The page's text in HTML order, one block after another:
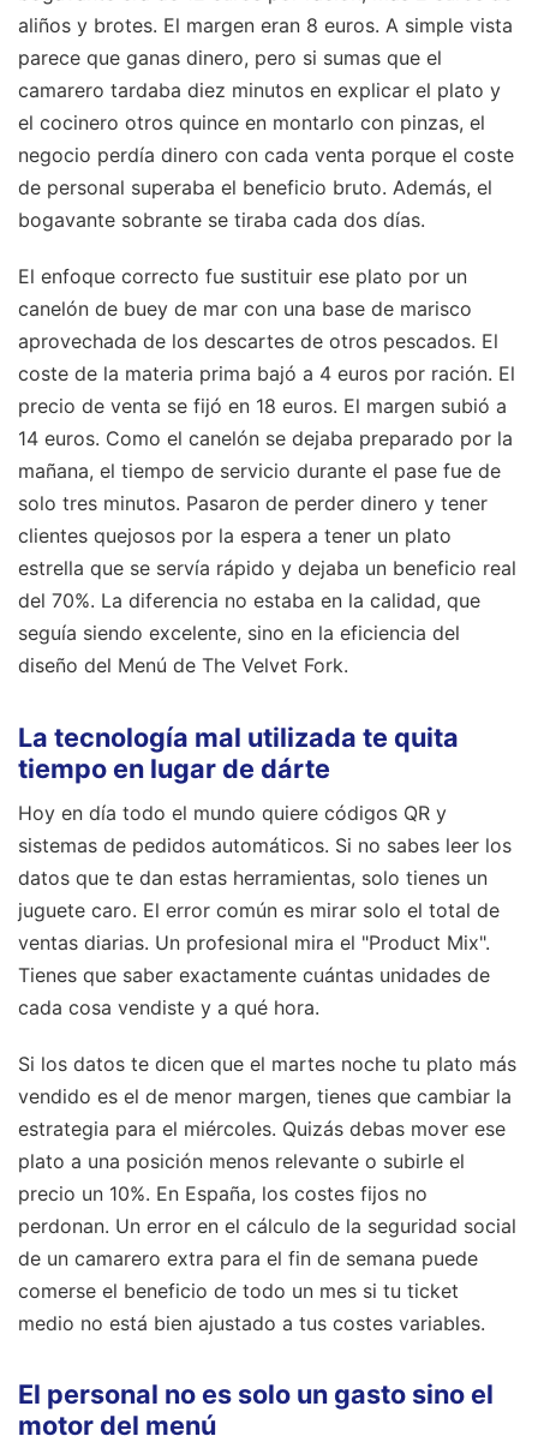
aliños y brotes. El margen eran 8 euros. A simple vista
parece que ganas dinero, pero si sumas que el
camarero tardaba diez minutos en explicar el plato y
el cocinero otros quince en montarlo con pinzas, el
negocio perdía dinero con cada venta porque el coste
de personal superaba el beneficio bruto. Además, el
bogavante sobrante se tiraba cada dos días.
El enfoque correcto fue sustituir ese plato por un
canelón de buey de mar con una base de marisco
aprovechada de los descartes de otros pescados. El
coste de la materia prima bajó a 4 euros por ración. El
precio de venta se fijó en 18 euros. El margen subió a
14 euros. Como el canelón se dejaba preparado por la
mañana, el tiempo de servicio durante el pase fue de
solo tres minutos. Pasaron de perder dinero y tener
clientes quejosos por la espera a tener un plato
estrella que se servía rápido y dejaba un beneficio real
del 70%. La diferencia no estaba en la calidad, que
seguía siendo excelente, sino en la eficiencia del
diseño del Menú de The Velvet Fork.
La tecnología mal utilizada te quita
tiempo en lugar de dárte
Hoy en día todo el mundo quiere códigos QR y
sistemas de pedidos automáticos. Si no sabes leer los
datos que te dan estas herramientas, solo tienes un
juguete caro. El error común es mirar solo el total de
ventas diarias. Un profesional mira el "Product Mix".
Tienes que saber exactamente cuántas unidades de
cada cosa vendiste y a qué hora.
Si los datos te dicen que el martes noche tu plato más
vendido es el de menor margen, tienes que cambiar la
estrategia para el miércoles. Quizás debas mover ese
plato a una posición menos relevante o subirle el
precio un 10%. En España, los costes fijos no
perdonan. Un error en el cálculo de la seguridad social
de un camarero extra para el fin de semana puede
comerse el beneficio de todo un mes si tu ticket
medio no está bien ajustado a tus costes variables.
El personal no es solo un gasto sino el
motor del menú